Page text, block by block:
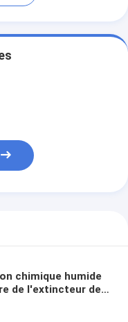
chimique humide
de l'extincteur de